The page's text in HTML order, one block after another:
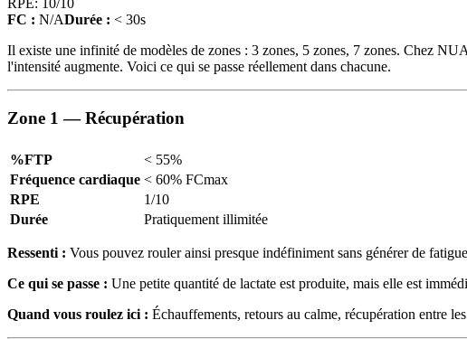
RPE: 10/10
FC : N/ADurée : < 30s
Il existe une infinité de modèles de zones : 3 zones, 5 zones, 7 zones. Chez
l'intensité augmente. Voici ce qui se passe réellement dans chacune.
Zone 1 — Récupération
%FTP
< 55%
Fréquence cardiaque < 60% FCmax
RPE
1/10
Durée
Pratiquement illimitée
Ressenti : Vous pouvez rouler ainsi presque indéfiniment sans générer de
Ce qui se passe : Une petite quantité de lactate est produite, mais elle est
Quand vous roulez ici : Échauffements, retours au calme, récupération entre